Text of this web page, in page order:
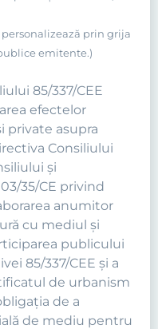
prin grija
emitente.)
85/337/CEE
efectelor
private asupra
Consiliului
şi
35/CE privind
anumitor
cu mediul şi
publicului
85/337/CEE şi a
de urbanism
de a
de mediu pentru